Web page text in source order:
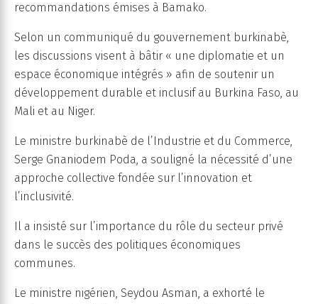
recommandations émises à Bamako.
Selon un communiqué du gouvernement burkinabè,
les discussions visent à bâtir « une diplomatie et un
espace économique intégrés » afin de soutenir un
développement durable et inclusif au Burkina Faso, au
Mali et au Niger.
Le ministre burkinabè de l’Industrie et du Commerce,
Serge Gnaniodem Poda, a souligné la nécessité d’une
approche collective fondée sur l’innovation et
l’inclusivité.
Il a insisté sur l’importance du rôle du secteur privé
dans le succès des politiques économiques
communes.
Le ministre nigérien, Seydou Asman, a exhorté le